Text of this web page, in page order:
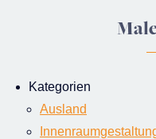
Kategorien
Ausland